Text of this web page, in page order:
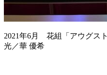
2021年6月 花組「アウグス
光／華 優希